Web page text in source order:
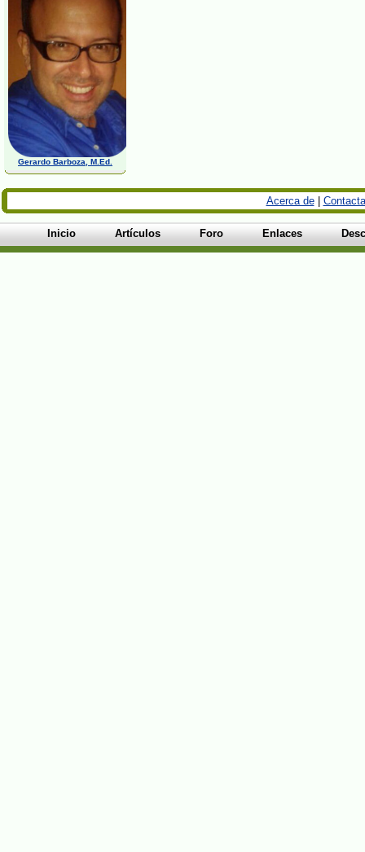
Gerardo Barboza, M.Ed.
Acerca de|
Inicio Artículos Foro Enlaces